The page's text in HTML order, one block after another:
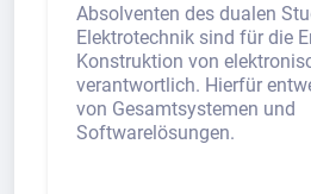
Absolventen des dualen
Elektrotechnik sind für die
Konstruktion von
verantwortlich. Hierfür
von Gesamtsystemen und
Softwarelösungen.